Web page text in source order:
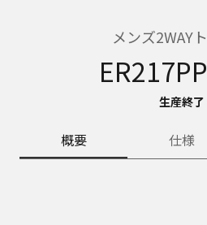
メンズ2WAY
生産終了
概要 仕様